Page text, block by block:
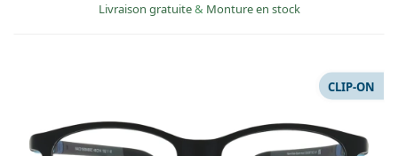
Livraison gratuite& Monture en stock
CLIP-ON